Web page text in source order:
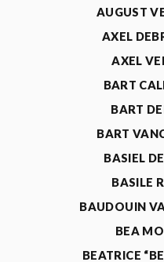
AUGUST
AXEL
AXEL
BART
BART
BART
BASIEL
BASILE
BAUDOUIN
BEA
BEATRICE